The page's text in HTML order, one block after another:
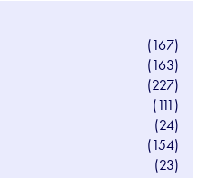
(167)
(163)
(227)
(111)
(24)
(154)
(23)